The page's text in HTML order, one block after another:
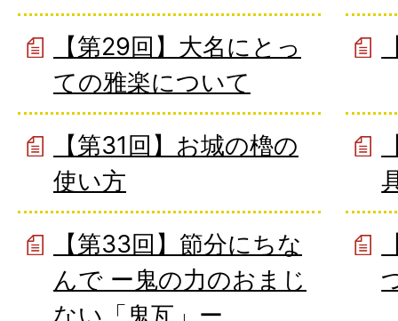
【第29回】大名にとっ
ての雅楽について
【第31回】お城の櫓の
使い方
【第33回】節分にちな
んで ー鬼の力のおまじ
ない「鬼瓦」ー